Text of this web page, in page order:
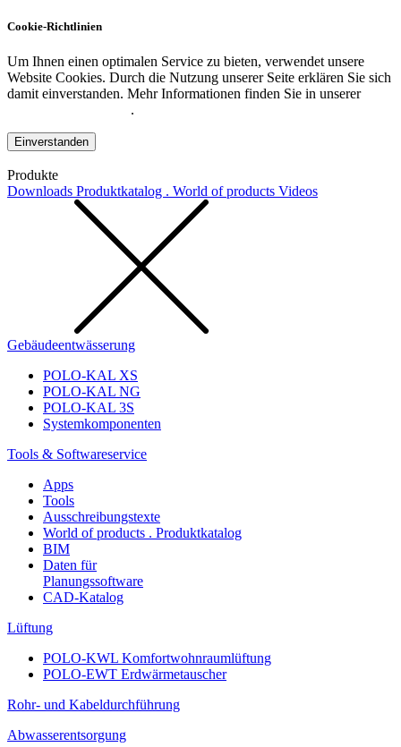
Cookie-Richtlinien
Um Ihnen einen optimalen Service zu bieten, verwendet unsere
Website Cookies. Durch die Nutzung unserer Seite erklären Sie sich
damit einverstanden. Mehr Informationen finden Sie in unserer
.
Einverstanden
Produkte
Downloads Produktkatalog . World of products Videos
Gebäudeentwässerung
POLO-KAL XS
POLO-KAL NG
POLO-KAL 3S
Systemkomponenten
Tools & Softwareservice
Apps
Tools
Ausschreibungstexte
World of products . Produktkatalog
BIM
Daten für
Planungssoftware
CAD-Katalog
Lüftung
POLO-KWL Komfortwohnraumlüftung
POLO-EWT Erdwärmetauscher
Rohr- und Kabeldurchführung
Abwasserentsorgung